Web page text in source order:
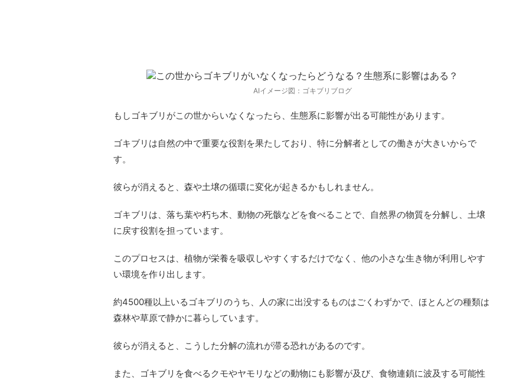
AIイメージ図：ゴキブリブログ
もしゴキブリがこの世からいなくなったら、生態系に影響が出る可能性があります。
ゴキブリは自然の中で重要な役割を果たしており、特に分解者としての働きが大きいからで
す。
彼らが消えると、森や土壌の循環に変化が起きるかもしれません。
ゴキブリは、落ち葉や朽ち木、動物の死骸などを食べることで、自然界の物質を分解し、土壌
に戻す役割を担っています。
このプロセスは、植物が栄養を吸収しやすくするだけでなく、他の小さな生き物が利用しやす
い環境を作り出します。
約4500種以上いるゴキブリのうち、人の家に出没するものはごくわずかで、ほとんどの種類は
森林や草原で静かに暮らしています。
彼らが消えると、こうした分解の流れが滞る恐れがあるのです。
また、ゴキブリを食べるクモやヤモリなどの動物にも影響が及び、食物連鎖に波及する可能性